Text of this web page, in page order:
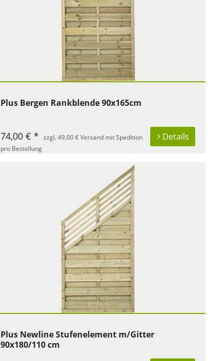
Plus Bergen Rankblende 90x165cm
Details
74,00 € *
zzgl. 49,00 € Versand mit Spedition
pro Bestellung
Plus Newline Stufenelement m/Gitter
90x180/110 cm